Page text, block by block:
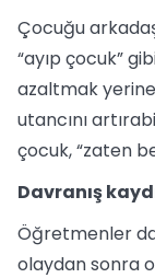
Çocuğu
“ayıp çocuk”
azaltmak
utancını
çocuk, “zaten
Davranış
Öğretmenler
olaydan sonra